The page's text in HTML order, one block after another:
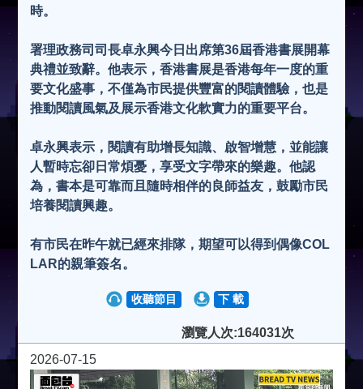
時。
署理政務司司長卓永興今日出席第36屆香港書展開幕
典禮並致辭。他表示，香港書展是香港每年一度的重
要文化盛事，不僅為市民提供豐富的閱讀體驗，也是
推動閱讀風氣及展示香港文化軟實力的重要平台。
卓永興表示，閱讀有助增長知識、啟智增慧，並能讓
人暫時忘卻日常煩憂，享受文字帶來的樂趣。他認
為，書本是可靠而且隨時相伴的良師益友，鼓勵市民
培養閱讀興趣。
有市民在昨午就已經來排隊，期望可以得到偶像COL
LAR的親筆簽名。
收聽節目 下 載
瀏覽人次:164031次
2026-07-15